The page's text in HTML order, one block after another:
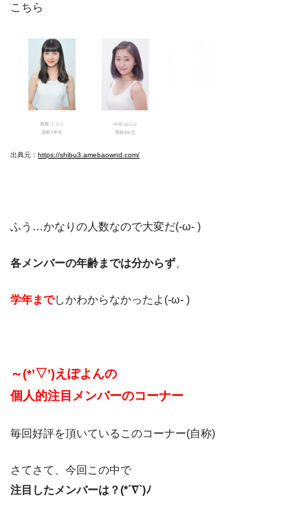
こちら
出典元： https://shibu3.amebaownd.com/
ふう…かなりの人数なので大変だ(-ω- )
各メンバーの年齢までは分からず
学年までしかわからなかったよ(-ω- )
～(*’▽’)えぽよんの
個人的注目メンバーのコーナー
毎回好評を頂いているこのコーナー(自称)
さてさて、今回この中で
注目したメンバーは？(*´∇`)ﾉ